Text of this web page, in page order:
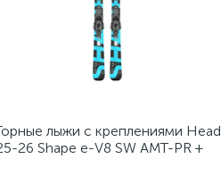
лыжи с креплениями Head
26 Shape e-V8 SW AMT-PR +